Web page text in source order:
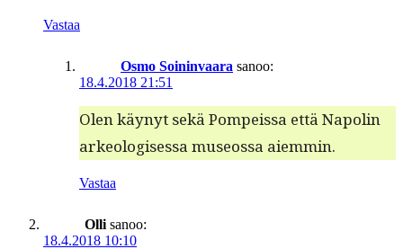
Vastaa
Osmo Soininvaara sanoo:
18.4.2018 21:51
Olen käynyt sekä Pom­peis­sa että Napolin
arke­ol­o­gises­sa museossa aiemmin.
Vastaa
Olli sanoo:
18.4.2018 10:10